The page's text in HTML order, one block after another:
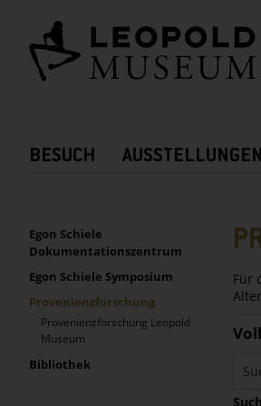
Hauptnavigation
BESUCH AUSSTELLUNGEN
Sidebar
UNTERNAVIGATION
Egon Schiele
Dokumentationszentrum
Egon Schiele Symposium
Provenienzforschung
Provenienzforschung Leopold
Museum
Bibliothek
Für